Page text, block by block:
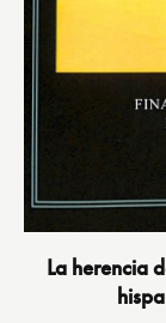
La herencia